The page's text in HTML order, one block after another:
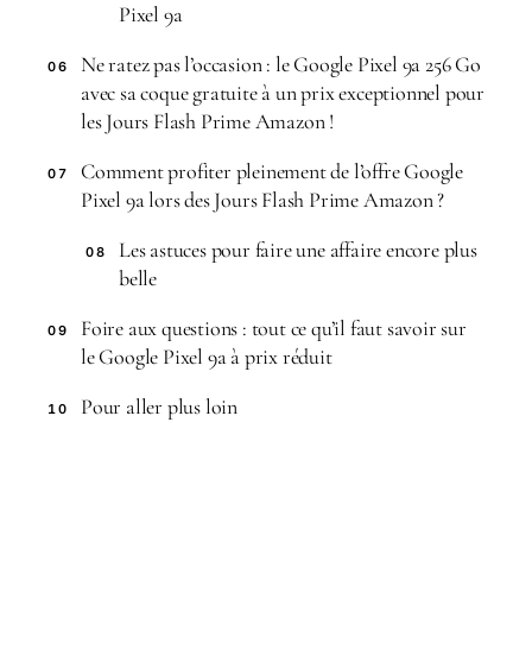
Pixel 9a
06
Ne ratez pas l’occasion : le Google Pixel 9a 256 Go
avec sa coque gratuite à un prix exceptionnel pour
les Jours Flash Prime Amazon !
07
Comment profiter pleinement de l’offre Google
Pixel 9a lors des Jours Flash Prime Amazon ?
08
Les astuces pour faire une affaire encore plus
belle
09
Foire aux questions : tout ce qu’il faut savoir sur
le Google Pixel 9a à prix réduit
10 Pour aller plus loin